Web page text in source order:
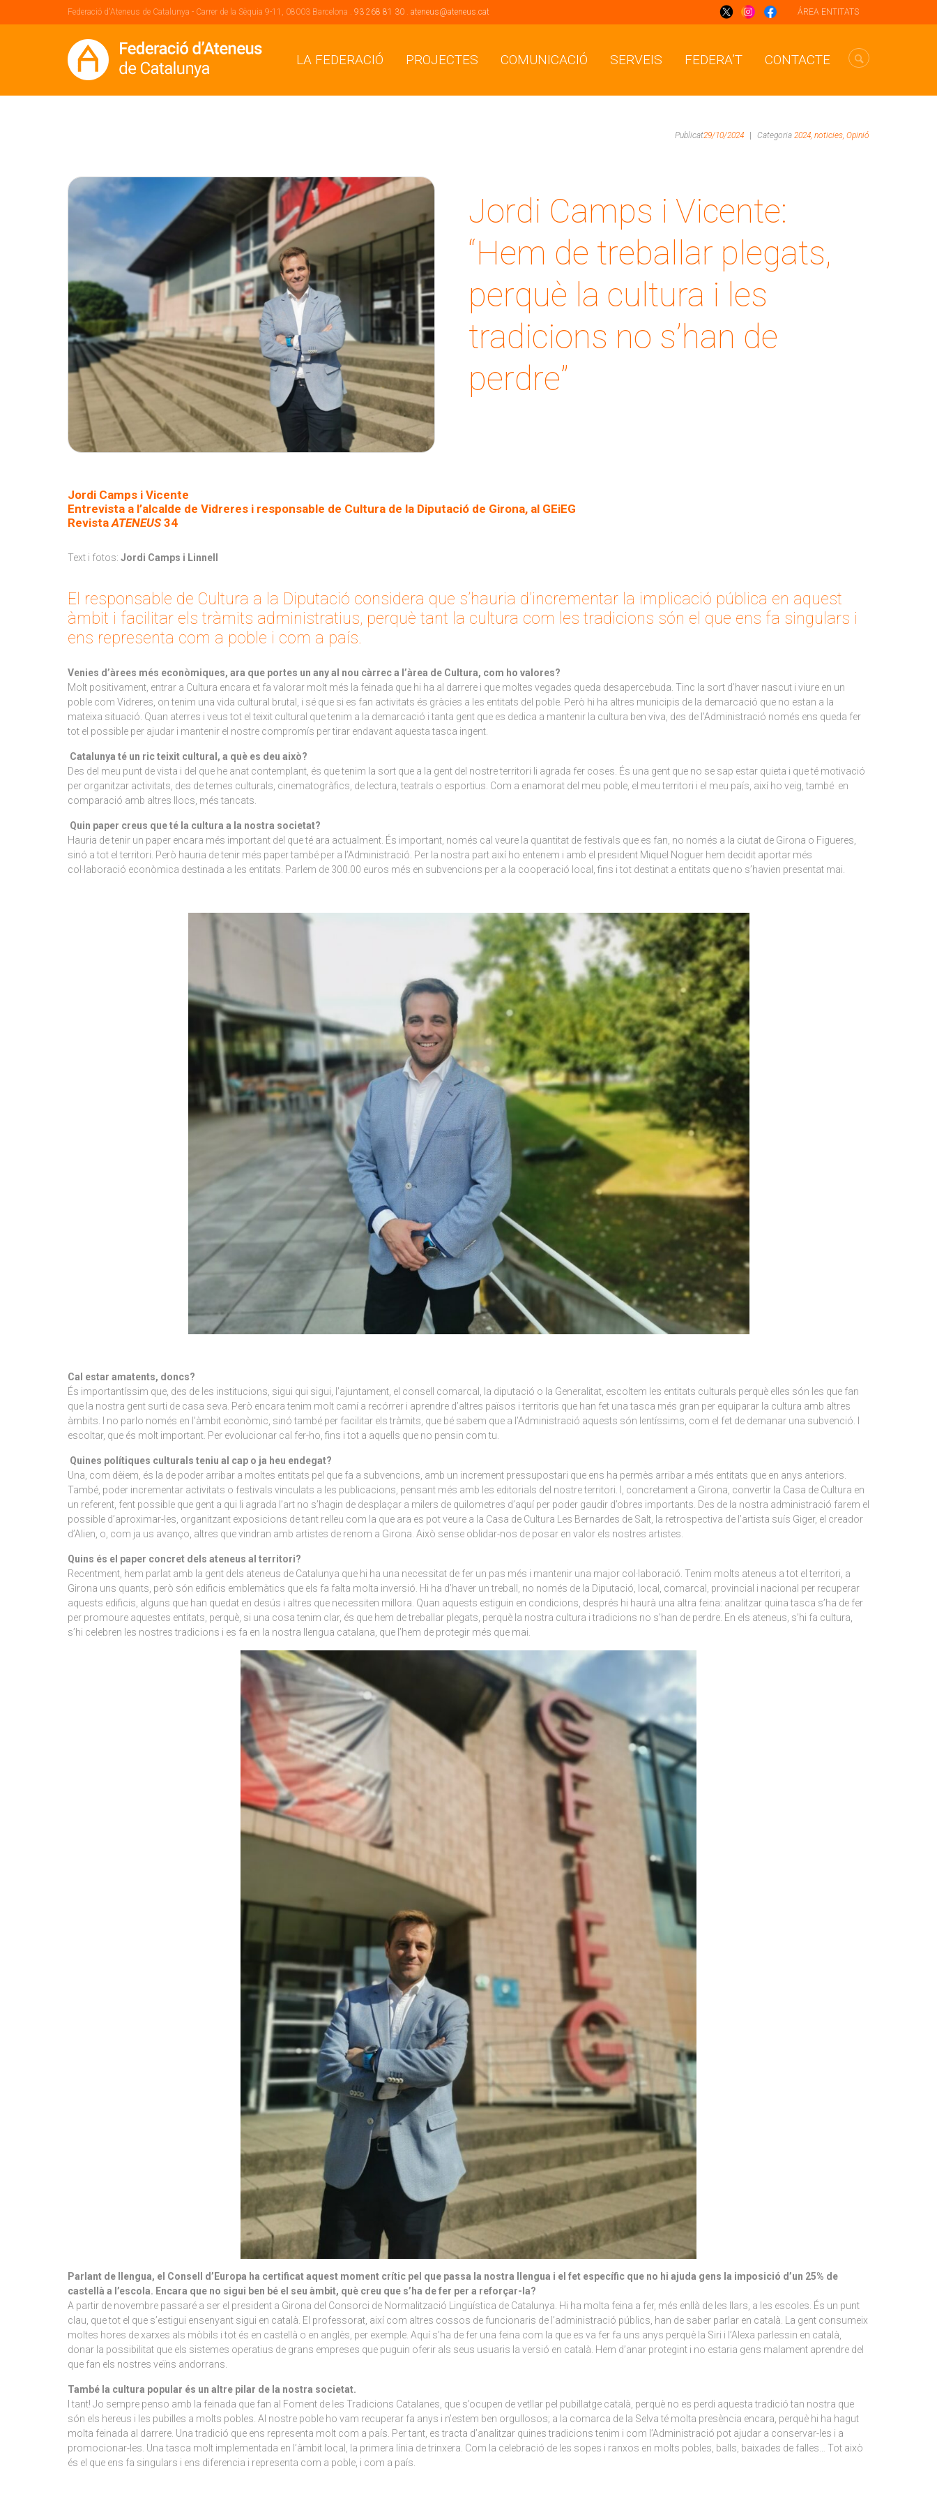
ÁREA ENTITATS
Federació d'Ateneus de Catalunya - Carrer de la Sèquia 9-11, 08003 Barcelona . 93 268 81 30 . ateneus@ateneus.cat
LA FEDERACIÓ PROJECTES COMUNICACIÓ SERVEIS FEDERA’T CONTACTE
Publicat29/10/2024 Categoria 2024, noticies, Opinió
Jordi Camps i Vicente:
“Hem de treballar plegats,
perquè la cultura i les
tradicions no s’han de
perdre”
Jordi Camps i Vicente
Entrevista a l’alcalde de Vidreres i responsable de Cultura de la Diputació de Girona, al GEiEG
RevistaATENEUS34
Text i fotos: Jordi Camps i Linnell
El responsable de Cultura a la Diputació considera que s’hauria d’incrementar la implicació pública en aquest
àmbit i facilitar els tràmits administratius, perquè tant la cultura com les tradicions són el que ens fa singulars i
ens representa com a poble i com a país.
Venies d’àrees més econòmiques, ara que portes un any al nou càrrec a l’àrea de Cultura, com ho valores?
Molt positivament, entrar a Cultura encara et fa valorar molt més la feinada que hi ha al darrere i que moltes vegades queda desapercebuda. Tinc la sort d’haver nascut i viure en un
poble com Vidreres, on tenim una vida cultural brutal, i sé que si es fan activitats és gràcies a les entitats del poble. Però hi ha altres municipis de la demarcació que no estan a la
mateixa situació. Quan aterres i veus tot el teixit cultural que tenim a la demarcació i tanta gent que es dedica a mantenir la cultura ben viva, des de l’Administració només ens queda fer
tot el possible per ajudar i mantenir el nostre compromís per tirar endavant aquesta tasca ingent.
Catalunya té un ric teixit cultural, a què es deu això?
Des del meu punt de vista i del que he anat contemplant, és que tenim la sort que a la gent del nostre territori li agrada fer coses. És una gent que no se sap estar quieta i que té motivació
per organitzar activitats, des de temes culturals, cinematogràfics, de lectura, teatrals o esportius. Com a enamorat del meu poble, el meu territori i el meu país, així ho veig, també en
comparació amb altres llocs, més tancats.
Quin paper creus que té la cultura a la nostra societat?
Hauria de tenir un paper encara més important del que té ara actualment. És important, només cal veure la quantitat de festivals que es fan, no només a la ciutat de Girona o Figueres,
sinó a tot el territori. Però hauria de tenir més paper també per a l’Administració. Per la nostra part així ho entenem i amb el president Miquel Noguer hem decidit aportar més
col·laboració econòmica destinada a les entitats. Parlem de 300.00 euros més en subvencions per a la cooperació local, fins i tot destinat a entitats que no s’havien presentat mai.
Cal estar amatents, doncs?
És importantíssim que, des de les institucions, sigui qui sigui, l’ajuntament, el consell comarcal, la diputació o la Generalitat, escoltem les entitats culturals perquè elles són les que fan
que la nostra gent surti de casa seva. Però encara tenim molt camí a recórrer i aprendre d’altres països i territoris que han fet una tasca més gran per equiparar la cultura amb altres
àmbits. I no parlo només en l’àmbit econòmic, sinó també per facilitar els tràmits, que bé sabem que a l’Administració aquests són lentíssims, com el fet de demanar una subvenció. I
escoltar, que és molt important. Per evolucionar cal fer-ho, fins i tot a aquells que no pensin com tu.
Quines polítiques culturals teniu al cap o ja heu endegat?
Una, com dèiem, és la de poder arribar a moltes entitats pel que fa a subvencions, amb un increment pressupostari que ens ha permès arribar a més entitats que en anys anteriors.
També, poder incrementar activitats o festivals vinculats a les publicacions, pensant més amb les editorials del nostre territori. I, concretament a Girona, convertir la Casa de Cultura en
un referent, fent possible que gent a qui li agrada l’art no s’hagin de desplaçar a milers de quilometres d’aquí per poder gaudir d’obres importants. Des de la nostra administració farem el
possible d’aproximar-les, organitzant exposicions de tant relleu com la que ara es pot veure a la Casa de Cultura Les Bernardes de Salt, la retrospectiva de l’artista suís Giger, el creador
d’Alien, o, com ja us avanço, altres que vindran amb artistes de renom a Girona. Això sense oblidar-nos de posar en valor els nostres artistes.
Quins és el paper concret dels ateneus al territori?
Recentment, hem parlat amb la gent dels ateneus de Catalunya que hi ha una necessitat de fer un pas més i mantenir una major col·laboració. Tenim molts ateneus a tot el territori, a
Girona uns quants, però són edificis emblemàtics que els fa falta molta inversió. Hi ha d’haver un treball, no només de la Diputació, local, comarcal, provincial i nacional per recuperar
aquests edificis, alguns que han quedat en desús i altres que necessiten millora. Quan aquests estiguin en condicions, després hi haurà una altra feina: analitzar quina tasca s’ha de fer
per promoure aquestes entitats, perquè, si una cosa tenim clar, és que hem de treballar plegats, perquè la nostra cultura i tradicions no s’han de perdre. En els ateneus, s’hi fa cultura,
s’hi celebren les nostres tradicions i es fa en la nostra llengua catalana, que l’hem de protegir més que mai.
Parlant de llengua, el Consell d’Europa ha certificat aquest moment crític pel que passa la nostra llengua i el fet específic que no hi ajuda gens la imposició d’un 25% de
castellà a l’escola. Encara que no sigui ben bé el seu àmbit, què creu que s’ha de fer per a reforçar-la?
A partir de novembre passaré a ser el president a Girona del Consorci de Normalització Lingüística de Catalunya. Hi ha molta feina a fer, més enllà de les llars, a les escoles. És un punt
clau, que tot el que s’estigui ensenyant sigui en català. El professorat, així com altres cossos de funcionaris de l’administració públics, han de saber parlar en català. La gent consumeix
moltes hores de xarxes als mòbils i tot és en castellà o en anglès, per exemple. Aquí s’ha de fer una feina com la que es va fer fa uns anys perquè la Siri i l’Alexa parlessin en català,
donar la possibilitat que els sistemes operatius de grans empreses que puguin oferir als seus usuaris la versió en català. Hem d’anar protegint i no estaria gens malament aprendre del
que fan els nostres veïns andorrans.
També la cultura popular és un altre pilar de la nostra societat.
I tant! Jo sempre penso amb la feinada que fan al Foment de les Tradicions Catalanes, que s’ocupen de vetllar pel pubillatge català, perquè no es perdi aquesta tradició tan nostra que
són els hereus i les pubilles a molts pobles. Al nostre poble ho vam recuperar fa anys i n’estem ben orgullosos; a la comarca de la Selva té molta presència encara, perquè hi ha hagut
molta feinada al darrere. Una tradició que ens representa molt com a país. Per tant, es tracta d’analitzar quines tradicions tenim i com l’Administració pot ajudar a conservar-les i a
promocionar-les. Una tasca molt implementada en l’àmbit local, la primera línia de trinxera. Com la celebració de les sopes i ranxos en molts pobles, balls, baixades de falles… Tot això
és el que ens fa singulars i ens diferencia i representa com a poble, i com a país.